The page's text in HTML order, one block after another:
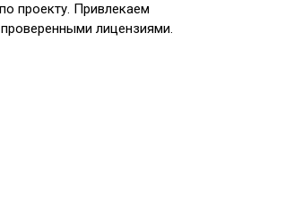
проекту. Привлекаем
лицензиями.